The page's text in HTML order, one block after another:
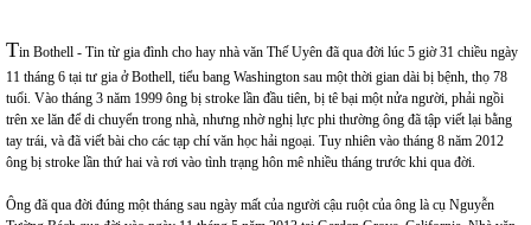
Tin Bothell - Tin từ gia đình cho hay nhà văn Thế Uyên đã qua đời lúc 5 giờ 31 chiều ngày
11 tháng 6 tại tư gia ở Bothell, tiểu bang Washington sau một thời gian dài bị bệnh, thọ 78
tuổi. Vào tháng 3 năm 1999 ông bị stroke lần đầu tiên, bị tê bại một nửa người, phải ngồi
trên xe lăn để di chuyển trong nhà, nhưng nhờ nghị lực phi thường ông đã tập viết lại bằng
tay trái, và đã viết bài cho các tạp chí văn học hải ngoại. Tuy nhiên vào tháng 8 năm 2012
ông bị stroke lần thứ hai và rơi vào tình trạng hôn mê nhiều tháng trước khi qua đời.
Ông đã qua đời đúng một tháng sau ngày mất của người cậu ruột của ông là cụ Nguyễn